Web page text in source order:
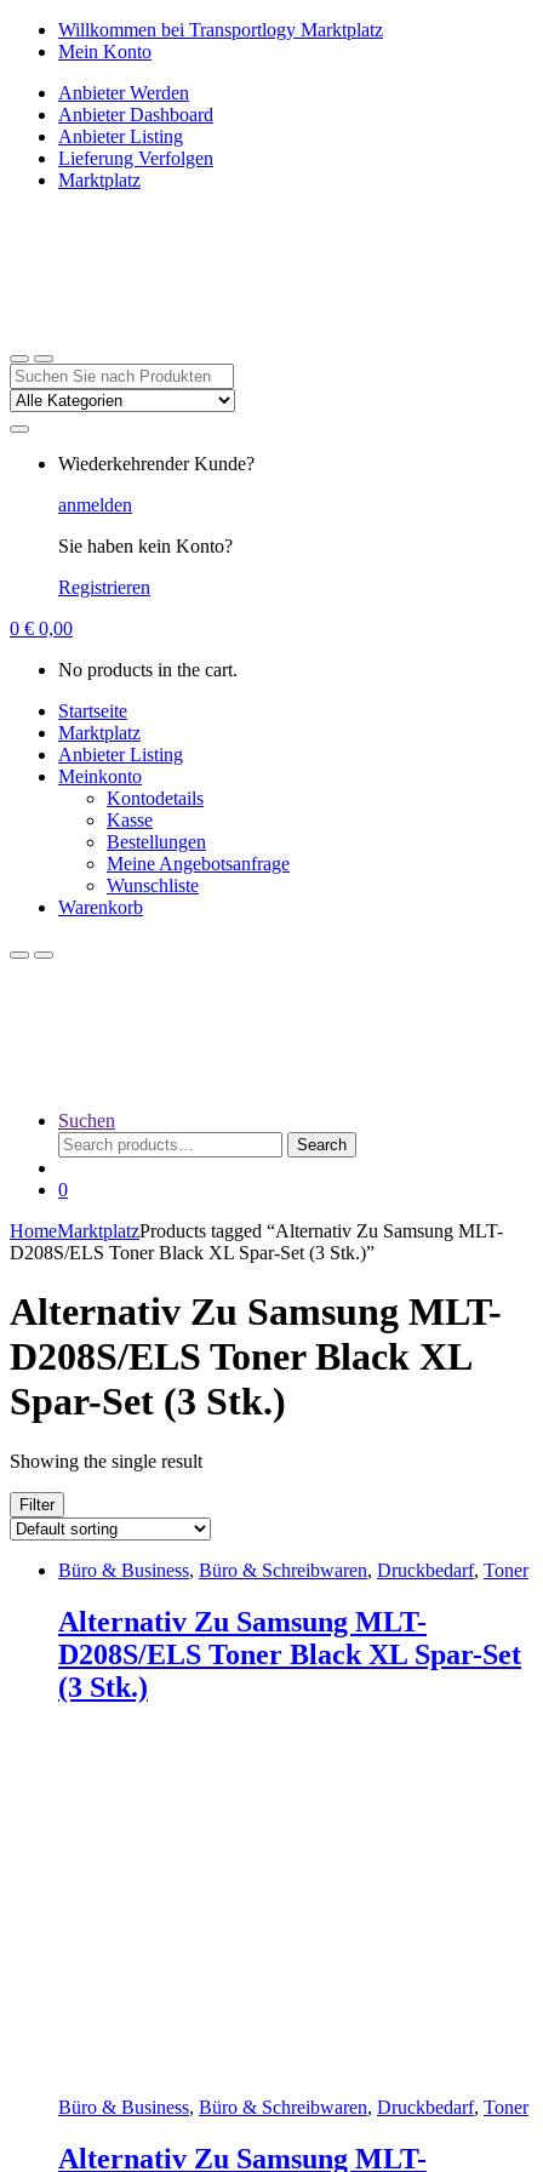
Navigation
Zum
Inhalt
Willkommen bei Transportlogy Marktplatz
Mein Konto
Anbieter Werden
Anbieter Dashboard
Anbieter Listing
Lieferung Verfolgen
Marktplatz
Suchen
nach:
Wiederkehrender Kunde?
anmelden
Sie haben kein Konto?
Registrieren
0 € 0,00
No products in the cart.
Startseite
Marktplatz
Anbieter Listing
Meinkonto
Kontodetails
Kasse
Bestellungen
Meine Angebotsanfrage
Wunschliste
Warenkorb
Suchen
Search
for:
Search
0
HomeMarktplatzProducts tagged “Alternativ Zu Samsung MLT-
D208S/ELS Toner Black XL Spar-Set (3 Stk.)”
Alternativ Zu Samsung MLT-
D208S/ELS Toner Black XL
Spar-Set (3 Stk.)
Showing the single result
Filter
Büro & Business, Büro & Schreibwaren, Druckbedarf, Toner
Alternativ Zu Samsung MLT-
D208S/ELS Toner Black XL Spar-Set
(3 Stk.)
Büro & Business, Büro & Schreibwaren, Druckbedarf, Toner
Alternativ Zu Samsung MLT-